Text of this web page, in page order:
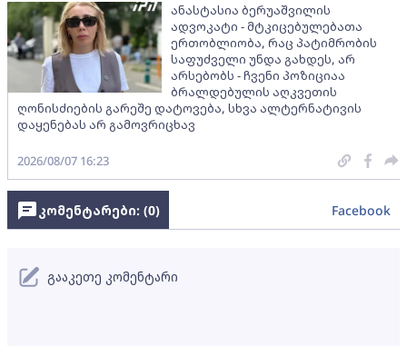
ანასტასია ბერუაშვილის
ადვოკატი - მტკიცებულებათა
ერთობლიობა, რაც პატიმრობის
საფუძველი უნდა გახდეს, არ
არსებობს - ჩვენი პოზიციაა
ბრალდებულის აღკვეთის
ღონისძიების გარეშე დატოვება, სხვა ალტერნატივის
დაყენებას არ გამოვრიცხავ
2026/08/07 16:23
კომენტარები: (0) Facebook
გააკეთე კომენტარი